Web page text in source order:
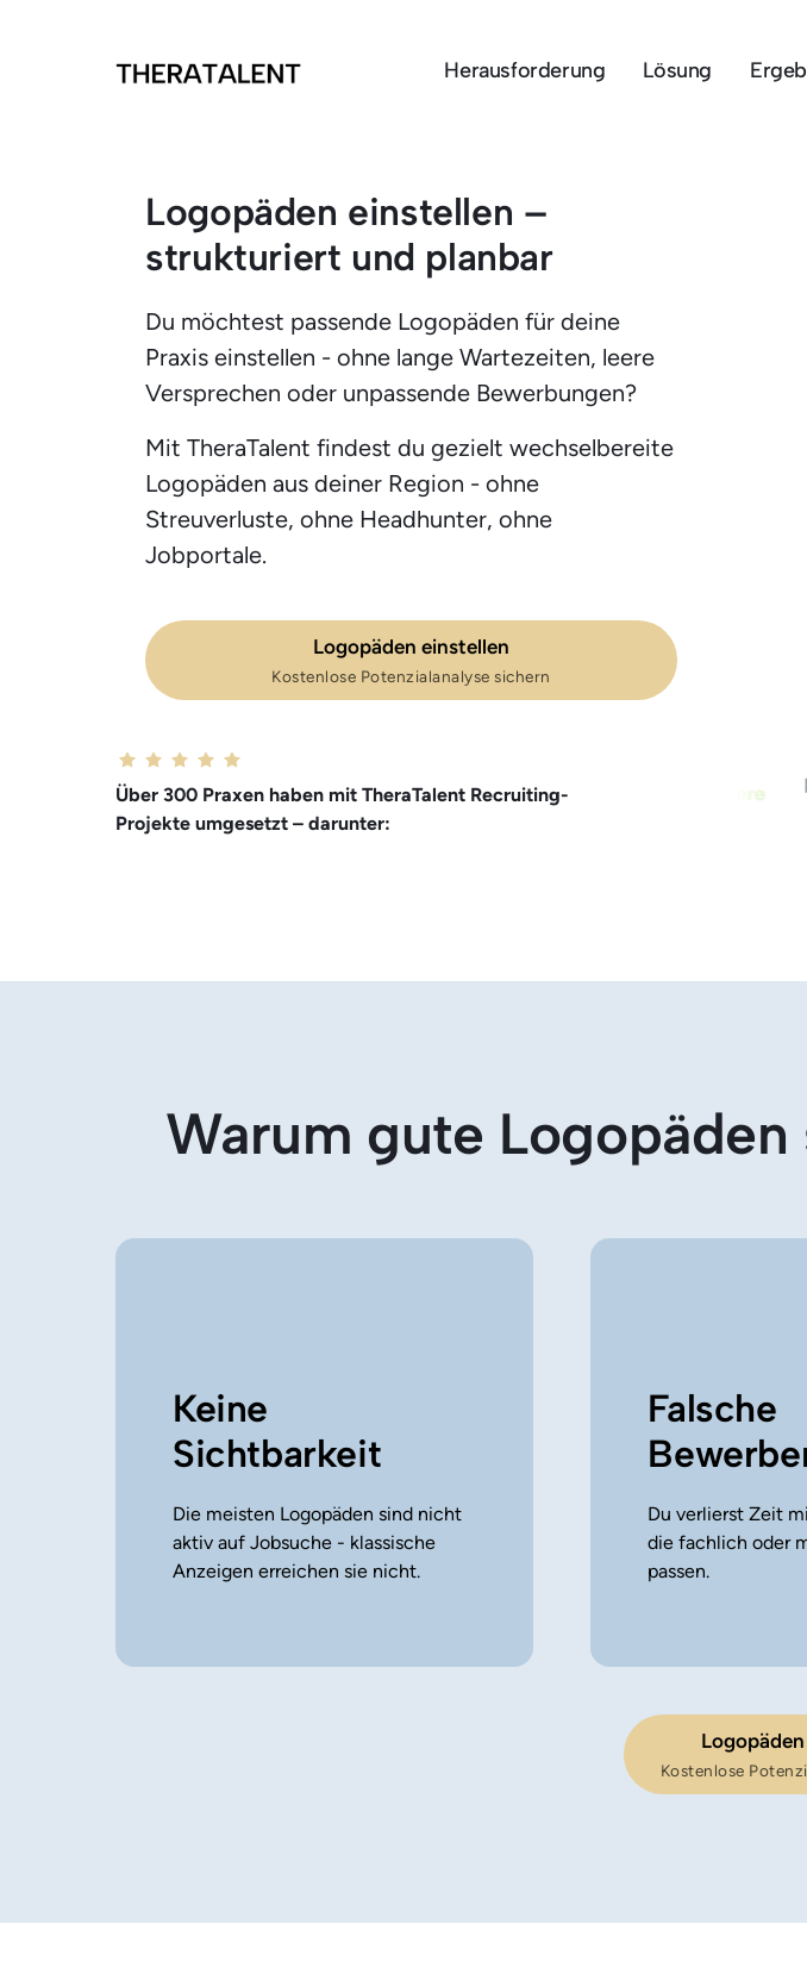
Herausforderung Lösung
Logopäden einstellen –
strukturiert und planbar
Du möchtest passende Logopäden für deine
Praxis einstellen - ohne lange Wartezeiten, leere
Versprechen oder unpassende Bewerbungen?
Mit TheraTalent findest du gezielt wechselbereite
Logopäden aus deiner Region - ohne
Streuverluste, ohne Headhunter, ohne
Jobportale.
Logopäden einstellen
Kostenlose Potenzialanalyse sichern
Über 300 Praxen haben mit TheraTalent Recruiting-
Projekte umgesetzt – darunter:
Warum gute
Keine
Sichtbarkeit
Die meisten Logopäden sind nicht
aktiv auf Jobsuche - klassische
Anzeigen erreichen sie nicht.
Falsche
Du verlierst Zeit
die fachlich oder
passen.
Kostenlose